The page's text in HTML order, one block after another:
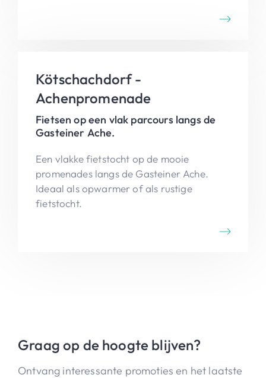
Kötschachdorf -
Achenpromenade
Fietsen op een vlak parcours langs de
Gasteiner Ache.
Een vlakke fietstocht op de mooie
promenades langs de Gasteiner Ache.
Ideaal als opwarmer of als rustige
fietstocht.
Graag op de hoogte blijven?
Ontvang interessante promoties en het laatste